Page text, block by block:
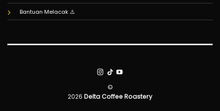
Bantuan Melacak ⚠️
©
2026 Delta Coffee Roastery